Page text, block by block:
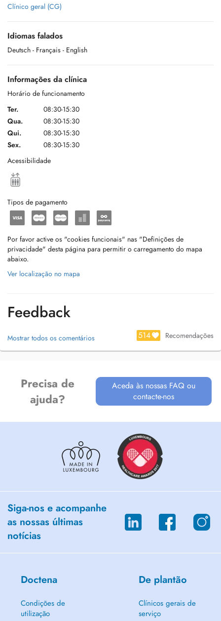
Clínico geral (CG)
Idiomas falados
Deutsch - Français - English
Informações da clínica
Horário de funcionamento
Ter.
08:30-15:30
Qua.
08:30-15:30
Qui.
08:30-15:30
Sex.
08:30-15:30
Acessibilidade
Tipos de pagamento
Por favor active os "cookies funcionais" nas "Definições de
privacidade" desta página para permitir o carregamento do mapa
abaixo.
Ver localização no mapa
Feedback
Mostrar todos os comentários 514 Recomendações
Precisa de
ajuda?
Aceda às nossas FAQ ou
contacte-nos
Siga-nos e acompanhe
as nossas últimas
notícias
Doctena
Condições de
utilização
De plantão
Clínicos gerais de
serviço